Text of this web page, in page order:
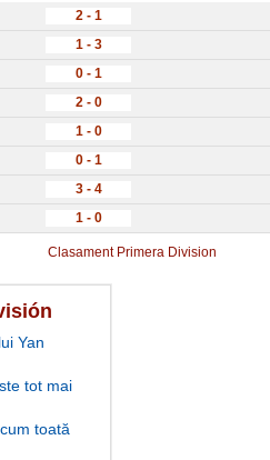
2 - 1
1 - 3
0 - 1
2 - 0
1 - 0
0 - 1
3 - 4
1 - 0
Clasament Primera Division
Yan
tot mai
toată